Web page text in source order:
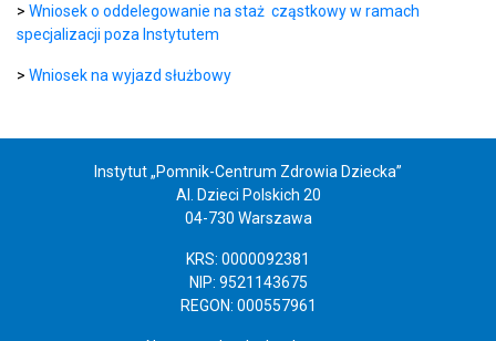
> Wniosek o oddelegowanie na staż cząstkowy w ramach
specjalizacji poza Instytutem
> Wniosek na wyjazd służbowy
Instytut „Pomnik-Centrum Zdrowia Dziecka”
Al. Dzieci Polskich 20
04-730 Warszawa
KRS: 0000092381
NIP: 9521143675
REGON: 000557961